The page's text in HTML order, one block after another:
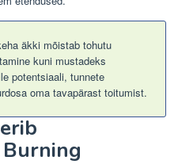
äkki mõistab tohutu
kuni mustadeks
potentsiaali, tunnete
oma tavapärast toitumist.